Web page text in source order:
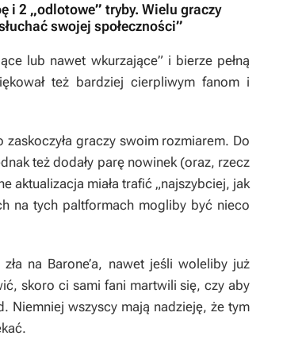
i 2 „odlotowe” tryby. Wielu graczy
swojej społeczności”
lub nawet wkurzające” i bierze pełną
też bardziej cierpliwym fanom i
zaskoczyła graczy swoim rozmiarem. Do
też dodały parę nowinek (oraz, rzecz
aktualizacja miała trafić „najszybciej, jak
na tych paltformach mogliby być nieco
na Barone’a, nawet jeśli woleliby już
skoro ci sami fani martwili się, czy aby
Niemniej wszyscy mają nadzieję, że tym